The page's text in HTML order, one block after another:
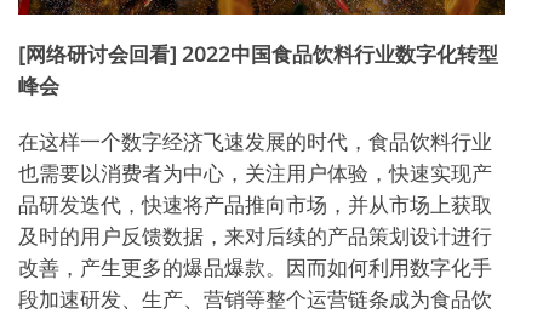
[网络研讨会回看] 2022中国食品饮料行业数字化转型
峰会
在这样一个数字经济飞速发展的时代，食品饮料行业
也需要以消费者为中心，关注用户体验，快速实现产
品研发迭代，快速将产品推向市场，并从市场上获取
及时的用户反馈数据，来对后续的产品策划设计进行
改善，产生更多的爆品爆款。因而如何利用数字化手
段加速研发、生产、营销等整个运营链条成为食品饮